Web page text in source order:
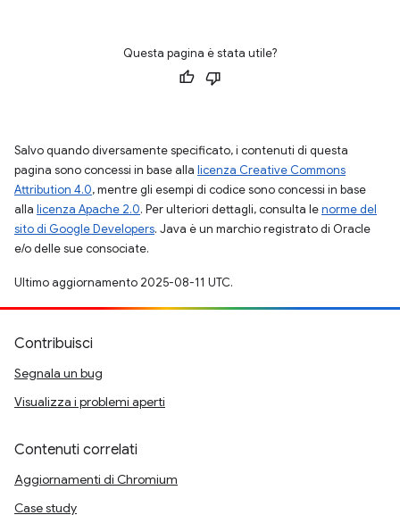
Questa pagina è stata utile?
Salvo quando diversamente specificato, i contenuti di questa
pagina sono concessi in base alla licenza Creative Commons
Attribution 4.0, mentre gli esempi di codice sono concessi in base
alla licenza Apache 2.0. Per ulteriori dettagli, consulta lenorme del
sito di Google Developers. Java è un marchio registrato di Oracle
e/o delle sue consociate.
Ultimo aggiornamento 2025-08-11 UTC.
Contribuisci
Segnala un bug
Visualizza i problemi aperti
Contenuti correlati
Aggiornamenti di Chromium
Case study